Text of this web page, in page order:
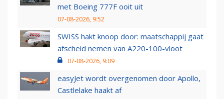
met Boeing 777F ooit uit
07-08-2026, 9:52
SWISS hakt knoop door: maatschappij gaat
afscheid nemen van A220-100-vloot
07-08-2026, 9:09
easyJet wordt overgenomen door Apollo,
Castlelake haakt af